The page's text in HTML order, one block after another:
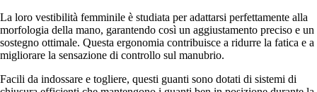
La loro vestibilità femminile è studiata per adattarsi perfettamente alla
morfologia della mano, garantendo così un aggiustamento preciso e un
sostegno ottimale. Questa ergonomia contribuisce a ridurre la fatica e a
migliorare la sensazione di controllo sul manubrio.
Facili da indossare e togliere, questi guanti sono dotati di sistemi di